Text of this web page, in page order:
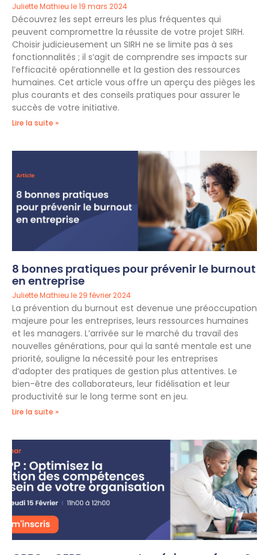
Juliette Mathieu 19 mars 2024
Découvrez les sept erreurs les plus fréquentes qui
peuvent compromettre la réussite de votre projet SIRH.
Choisir judicieusement un SIRH ne se limite pas à ses
fonctionnalités ; il s’agit de comprendre ses impacts sur
l’efficacité opérationnelle et la gestion des ressources
humaines. Cet article vous offre un aperçu des pièges les
plus courants et des conseils pratiques pour assurer le
succès de votre initiative.
Lire la suite »
8 bonnes pratiques pour prévenir le burnout
en entreprise
Juliette Mathieu 29 février 2024
La prévention du burnout est devenue une préoccupation
majeure pour les entreprises, leurs ressources humaines
et les managers. L’arrivée sur le marché du travail des
nouvelles générations, pour qui la santé mentale est une
priorité, souligne la nécessité pour les entreprises
d’adopter des pratiques de gestion plus attentives. Le
bien-être des collaborateurs, leur fidélisation et leur
productivité sur le long terme sont en jeu.
Lire la suite »